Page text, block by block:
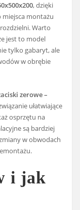
, dzięki
miejsca montażu
Warto
jest to model
tylko gabaryt, ale
w obrębie
zerowe –
ułatwiające
osprzętu na
są bardziej
w obwodach
i jak